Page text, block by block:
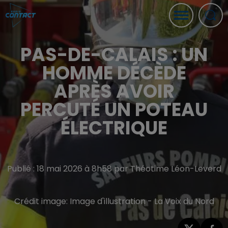
PAS-DE-CALAIS : UN
HOMME DÉCÈDE
APRÈS AVOIR
PERCUTÉ UN POTEAU
ÉLECTRIQUE
Publié : 18 mai 2026 à 8h58 par Théotime Léon-Leverd
Crédit image: Image d'illustration - La Voix du Nord